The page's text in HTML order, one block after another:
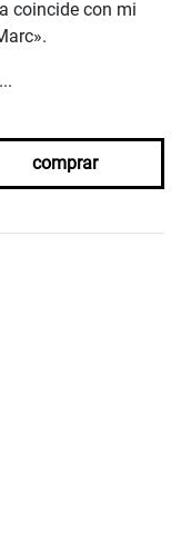
coincide con mi
comprar